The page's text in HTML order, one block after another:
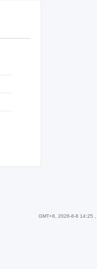
GMT+8, 2026-8-8 14:25